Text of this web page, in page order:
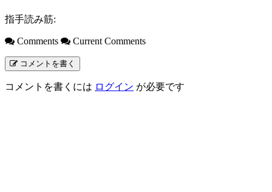
指手読み筋:
Comments Current Comments
コメントを書く
コメントを書くには ログイン が必要です